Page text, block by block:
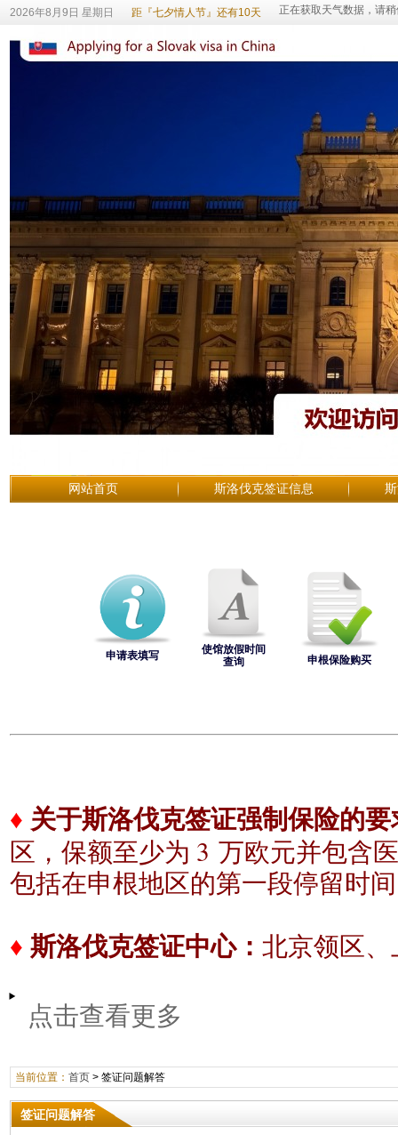
2026年8月9日 星期日 距『七夕情人节』还有10天
网站首页 斯洛伐克签证信息
申请表填写
使馆放假时间
查询
申根保险购买
♦ 关于斯洛伐克签证强制保险的要
区，保额至少为 3 万欧元并包含
包括在申根地区的第一段停留时
♦ 斯洛伐克签证中心： 北京领区
点击查看更多
当前位置： 首页> 签证问题解答
签证问题解答